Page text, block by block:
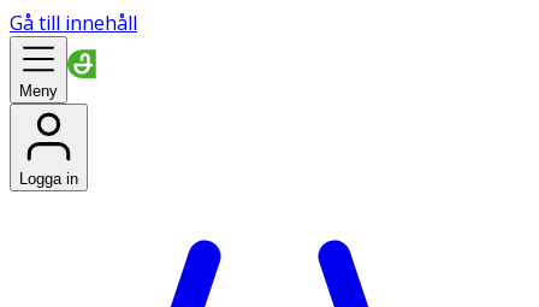
Gå till innehåll
Meny
Logga in